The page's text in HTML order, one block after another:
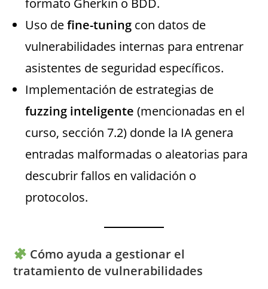
Uso define-tuning con datos de
vulnerabilidades internas para entrenar
asistentes de seguridad específicos.
Implementación de estrategias de
fuzzing inteligente (mencionadas en el
curso, sección 7.2) donde la IA genera
entradas malformadas o aleatorias para
descubrir fallos en validación o
protocolos.
Cómo ayuda a gestionar el
tratamiento de vulnerabilidades